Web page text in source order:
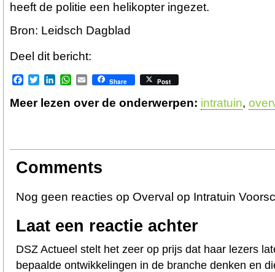
heeft de politie een helikopter ingezet.
Bron: Leidsch Dagblad
Deel dit bericht:
Facebook
TwitterLinkedInWhatsApp
EmailShare Post
Meer lezen over de onderwerpen: intratuin,
Comments
Nog geen reacties op Overval op Intratuin
Laat een reactie achter
DSZ Actueel stelt het zeer op prijs dat haar lezers
bepaalde ontwikkelingen in de branche denken en